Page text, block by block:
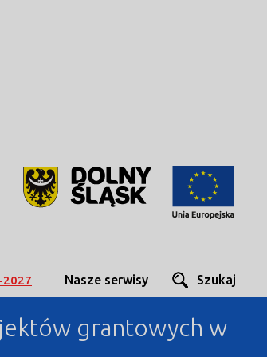
2027 Szukaj
Nasze serwisy
grantowych w